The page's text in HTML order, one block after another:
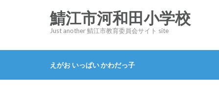
ン
鯖江市河和田小学校
Just another 鯖江市教育委員会サイト site
えがお いっぱい かわだっ子